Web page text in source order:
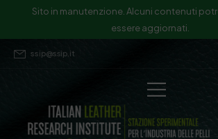
Sito in manutenzione. Alcuni contenuti
essere aggiornati.
ssip@ssip.it